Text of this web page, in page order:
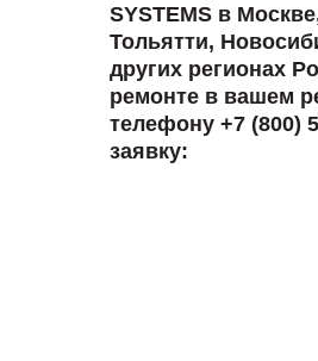
SYSTEMS в
Тольятти,
других регионах
ремонте в вашем
телефону +7 (800)
заявку: